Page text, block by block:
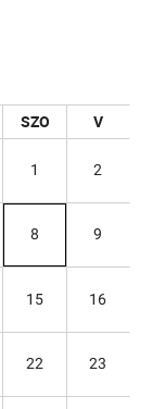
SZO V
1 2
8 9
15 16
22 23